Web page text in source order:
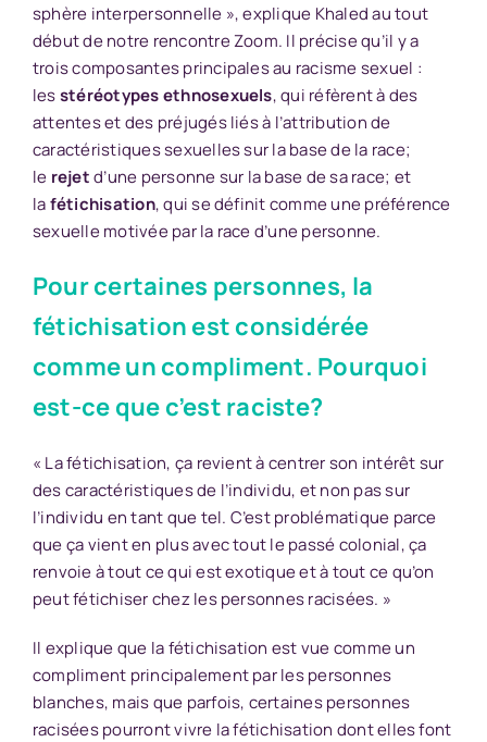
sphère interpersonnelle », explique Khaled au tout
début de notre rencontre Zoom. Il précise qu’il y a
trois composantes principales au racisme sexuel :
lesstéréotypes ethnosexuels, qui réfèrent à des
attentes et des préjugés liés à l’attribution de
caractéristiques sexuelles sur la base de la race;
le rejetd’une personne sur la base de sa race; et
lafétichisation, qui se définit comme une préférence
sexuelle motivée par la race d’une personne.
Pour certaines personnes, la
fétichisation est considérée
comme un compliment. Pourquoi
est-ce que c’est raciste?
« La fétichisation, ça revient à centrer son intérêt sur
des caractéristiques de l’individu, et non pas sur
l’individu en tant que tel. C’est problématique parce
que ça vient en plus avec tout le passé colonial, ça
renvoie à tout ce qui est exotique et à tout ce qu’on
peut fétichiser chez les personnes racisées. »
Il explique que la fétichisation est vue comme un
compliment principalement par les personnes
blanches, mais que parfois, certaines personnes
racisées pourront vivre la fétichisation dont elles font